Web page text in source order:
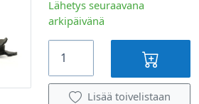
Lähetys seuraavana
arkipäivänä
Lisää toivelistaan